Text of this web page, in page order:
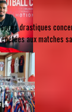
drastiques
aux matches